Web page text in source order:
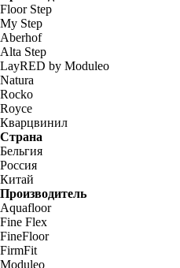
Floor Step
My Step
Aberhof
Alta Step
LayRED by Moduleo
Natura
Rocko
Royce
Кварцвинил
Страна
Бельгия
Россия
Китай
Производитель
Aquafloor
Fine Flex
FineFloor
FirmFit
Moduleo